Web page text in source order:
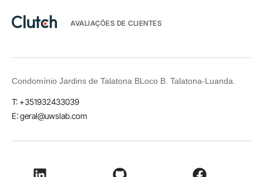
AVALIAÇÕES DE CLIENTES
Condomínio Jardins de Talatona BLoco B. Talatona-Luanda.
T: +351932433039
E: geral@uwslab.com